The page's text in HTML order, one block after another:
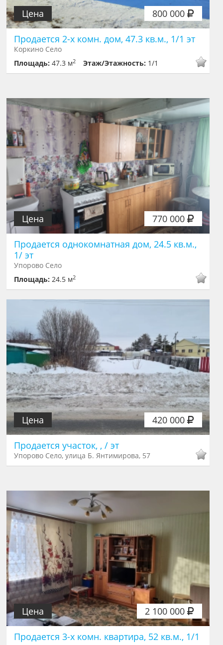
800 000
Цена
Продается 2-х комн. дом, 47.3 кв.м., 1/1 эт
Коркино Село
Площадь:47.3 м2 Этаж/Этажность: 1/1
770 000
Цена
Продается однокомнатная дом, 24.5 кв.м.,
1/ эт
Упорово Село
Площадь:24.5 м2
420 000
Цена
Продается участок, , / эт
Упорово Село, улица Б. Янтимирова, 57
2 100 000
Цена
Продается 3-х комн. квартира, 52 кв.м., 1/1